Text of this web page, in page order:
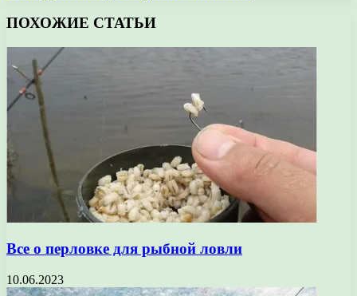
ПОХОЖИЕ СТАТЬИ
Все о перловке для рыбной ловли
10.06.2023